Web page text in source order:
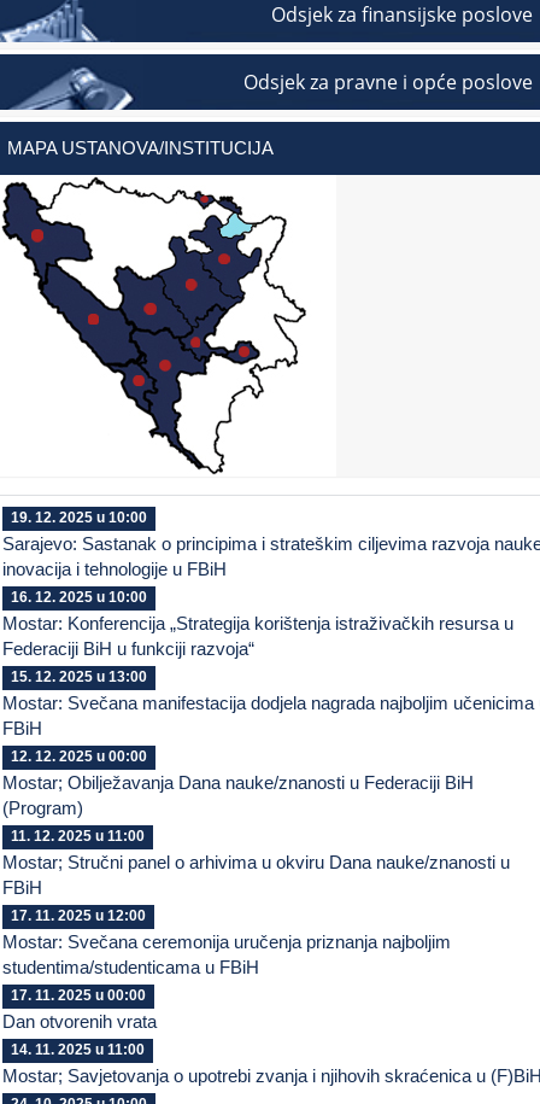
Odsjek za finansijske poslove
Odsjek za pravne i opće poslove
MAPA USTANOVA/INSTITUCIJA
19. 12. 2025 u 10:00
Sarajevo: Sastanak o principima i strateškim ciljevima razvoja
inovacija i tehnologije u FBiH
16. 12. 2025 u 10:00
Mostar: Konferencija „Strategija korištenja istraživačkih resursa u
Federaciji BiH u funkciji razvoja“
15. 12. 2025 u 13:00
Mostar: Svečana manifestacija dodjela nagrada najboljim učenicima
FBiH
12. 12. 2025 u 00:00
Mostar; Obilježavanja Dana nauke/znanosti u Federaciji BiH
(Program)
11. 12. 2025 u 11:00
Mostar; Stručni panel o arhivima u okviru Dana nauke/znanosti u
FBiH
17. 11. 2025 u 12:00
Mostar: Svečana ceremonija uručenja priznanja najboljim
studentima/studenticama u FBiH
17. 11. 2025 u 00:00
Dan otvorenih vrata
14. 11. 2025 u 11:00
Mostar; Savjetovanja o upotrebi zvanja i njihovih skraćenica u